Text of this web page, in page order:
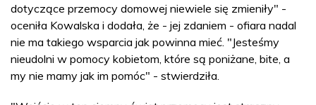
dotyczące przemocy domowej niewiele się zmieniły" -
oceniła Kowalska i dodała, że - jej zdaniem - ofiara nadal
nie ma takiego wsparcia jak powinna mieć. "Jesteśmy
nieudolni w pomocy kobietom, które są poniżane, bite, a
my nie mamy jak im pomóc" - stwierdziła.